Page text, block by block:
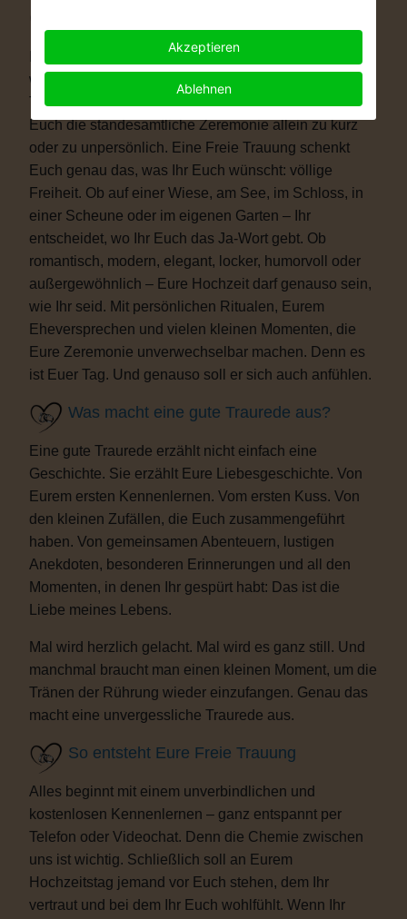
Immer mehr Paare wünschen sich eine Hochzeit, die
wirklich zu ihnen passt. Vielleicht ist eine kirchliche
Trauung nicht das Richtige für Euch. Vielleicht ist
Euch die standesamtliche Zeremonie allein zu kurz
oder zu unpersönlich. Eine Freie Trauung schenkt
Euch genau das, was Ihr Euch wünscht: völlige
Freiheit. Ob auf einer Wiese, am See, im Schloss, in
einer Scheune oder im eigenen Garten – Ihr
entscheidet, wo Ihr Euch das Ja-Wort gebt. Ob
romantisch, modern, elegant, locker, humorvoll oder
außergewöhnlich – Eure Hochzeit darf genauso sein,
wie Ihr seid. Mit persönlichen Ritualen, Eurem
Eheversprechen und vielen kleinen Momenten, die
Eure Zeremonie unverwechselbar machen. Denn es
ist Euer Tag. Und genauso soll er sich auch anfühlen.
Was macht eine gute Traurede aus?
Eine gute Traurede erzählt nicht einfach eine
Geschichte. Sie erzählt Eure Liebesgeschichte. Von
Eurem ersten Kennenlernen. Vom ersten Kuss. Von
den kleinen Zufällen, die Euch zusammengeführt
haben. Von gemeinsamen Abenteuern, lustigen
Anekdoten, besonderen Erinnerungen und all den
Momenten, in denen Ihr gespürt habt: Das ist die
Liebe meines Lebens.
Mal wird herzlich gelacht. Mal wird es ganz still. Und
manchmal braucht man einen kleinen Moment, um die
Tränen der Rührung wieder einzufangen. Genau das
macht eine unvergessliche Traurede aus.
So entsteht Eure Freie Trauung
Alles beginnt mit einem unverbindlichen und
kostenlosen Kennenlernen – ganz entspannt per
Telefon oder Videochat. Denn die Chemie zwischen
uns ist wichtig. Schließlich soll an Eurem
Hochzeitstag jemand vor Euch stehen, dem Ihr
vertraut und bei dem Ihr Euch wohlfühlt. Wenn Ihr
Akzeptieren
Ablehnen